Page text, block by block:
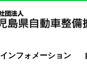
インフォメーション